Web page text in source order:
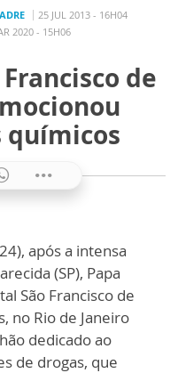
25 JUL 2013 - 16H04
2020 - 15H06
de
químicos
após a intensa
(SP), Papa
São Francisco de
no Rio de Janeiro
dedicado ao
de drogas, que